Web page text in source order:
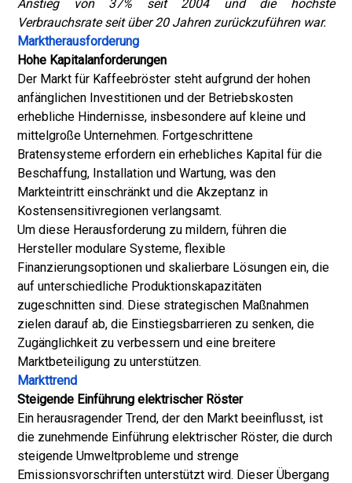
Anstieg von 37% seit 2004 und die höchste
Verbrauchsrate seit über 20 Jahren zurückzuführen war.
Marktherausforderung
Hohe Kapitalanforderungen
Der Markt für Kaffeebröster steht aufgrund der hohen
anfänglichen Investitionen und der Betriebskosten
erhebliche Hindernisse, insbesondere auf kleine und
mittelgroße Unternehmen. Fortgeschrittene
Bratensysteme erfordern ein erhebliches Kapital für die
Beschaffung, Installation und Wartung, was den
Markteintritt einschränkt und die Akzeptanz in
Kostensensitivregionen verlangsamt.
Um diese Herausforderung zu mildern, führen die
Hersteller modulare Systeme, flexible
Finanzierungsoptionen und skalierbare Lösungen ein, die
auf unterschiedliche Produktionskapazitäten
zugeschnitten sind. Diese strategischen Maßnahmen
zielen darauf ab, die Einstiegsbarrieren zu senken, die
Zugänglichkeit zu verbessern und eine breitere
Marktbeteiligung zu unterstützen.
Markttrend
Steigende Einführung elektrischer Röster
Ein herausragender Trend, der den Markt beeinflusst, ist
die zunehmende Einführung elektrischer Röster, die durch
steigende Umweltprobleme und strenge
Emissionsvorschriften unterstützt wird. Dieser Übergang